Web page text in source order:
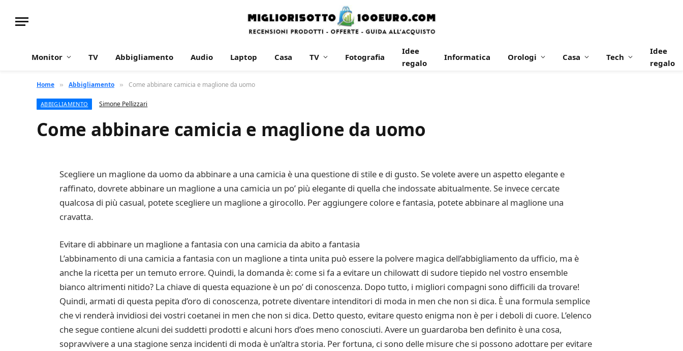
Monitor TV Abbigliamento Audio Laptop Casa TV Fotografia
Idee
regalo
Informatica Orologi Casa Tech
Idee
regalo
Home » Abbigliamento » Come abbinare camicia e maglione da uomo
ABBIGLIAMENTO Simone Pellizzari
Come abbinare camicia e maglione da uomo
Scegliere un maglione da uomo da abbinare a una camicia è una questione di stile e di gusto. Se volete avere un aspetto elegante e
raffinato, dovrete abbinare un maglione a una camicia un po’ più elegante di quella che indossate abitualmente. Se invece cercate
qualcosa di più casual, potete scegliere un maglione a girocollo. Per aggiungere colore e fantasia, potete abbinare al maglione una
cravatta.
Evitare di abbinare un maglione a fantasia con una camicia da abito a fantasia
L’abbinamento di una camicia a fantasia con un maglione a tinta unita può essere la polvere magica dell’abbigliamento da ufficio, ma è
anche la ricetta per un temuto errore. Quindi, la domanda è: come si fa a evitare un chilowatt di sudore tiepido nel vostro ensemble
bianco altrimenti nitido? La chiave di questa equazione è un po’ di conoscenza. Dopo tutto, i migliori compagni sono difficili da trovare!
Quindi, armati di questa pepita d’oro di conoscenza, potrete diventare intenditori di moda in men che non si dica. È una formula semplice
che vi renderà invidiosi dei vostri coetanei in men che non si dica. Detto questo, evitare questo enigma non è per i deboli di cuore. L’elenco
che segue contiene alcuni dei suddetti prodotti e alcuni hors d’oes meno conosciuti. Avere un guardaroba ben definito è una cosa,
sopravvivere a una stagione senza incidenti di moda è un’altra storia. Per fortuna, ci sono delle misure che si possono adottare per evitare